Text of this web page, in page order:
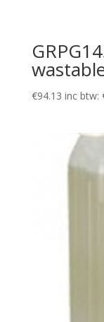
€94.13 inc btw: